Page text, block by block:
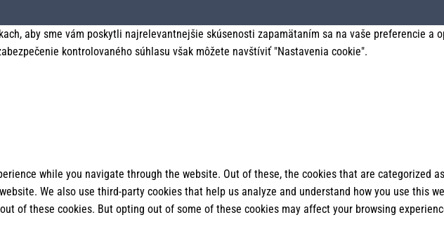
aby sme vám poskytli najrelevantnejšie skúsenosti zapamätaním sa na vaše preferencie
kontrolovaného súhlasu však môžete navštíviť "Nastavenia cookie".
while you navigate through the website. Out of these, the cookies that are categorized
We also use third-party cookies that help us analyze and understand how you use this
of these cookies. But opting out of some of these cookies may affect your browsing